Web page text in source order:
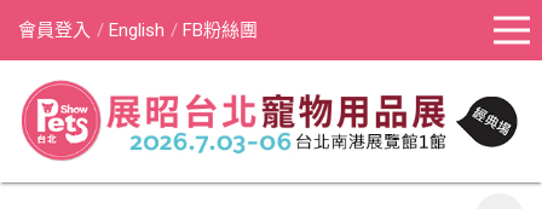
會員登入 English FB粉絲團